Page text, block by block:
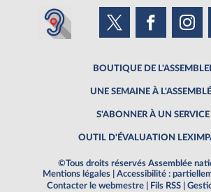
BOUTIQUE DE
UNE SEMAINE À
S'ABONNER À UN SERVICE
OUTIL D'ÉVALUATION
©Tous droits réservés Assemblée
Mentions légales
Accessibilité :
Contacter le webmestre
Fils RSS